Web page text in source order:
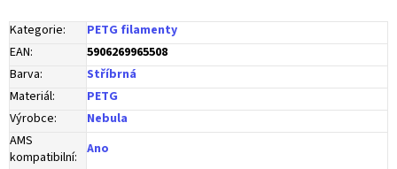
Kategorie:
PETG filamenty
EAN:
5906269965508
Barva:
Stříbrná
Materiál:
PETG
Výrobce:
Nebula
AMS
kompatibilní: Ano